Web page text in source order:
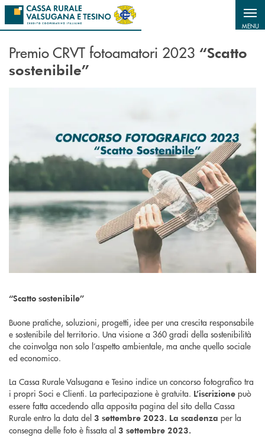
Salta al contenuto principale
MENU
Premio CRVT fotoamatori 2023 “Scatto
sostenibile”
“Scatto sostenibile”
Buone pratiche, soluzioni, progetti, idee per una crescita responsabile
e sostenibile del territorio. Una visione a 360 gradi della sostenibilità
che coinvolga non solo l’aspetto ambientale, ma anche quello sociale
ed economico.
La Cassa Rurale Valsugana e Tesino indice un concorso fotografico tra
i propri Soci e Clienti. La partecipazione è gratuita. L’iscrizione può
essere fatta accedendo alla apposita pagina del sito della Cassa
Rurale entro la data del 3 settembre 2023. La scadenza per la
consegna delle foto è fissata al 3 settembre 2023.